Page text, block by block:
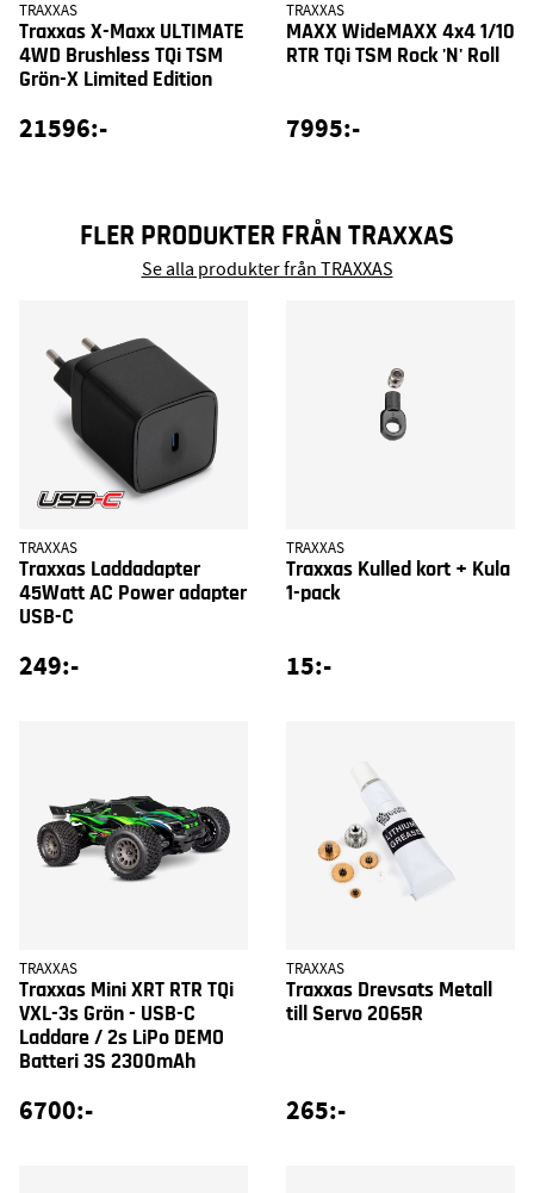
TRAXXAS
Traxxas X-Maxx ULTIMATE
4WD Brushless TQi TSM
Grön-X Limited Edition
21596:-
TRAXXAS
MAXX WideMAXX 4x4 1/10
RTR TQi TSM Rock 'N' Roll
7995:-
FLER PRODUKTER FRÅN TRAXXAS
Se alla produkter från TRAXXAS
TRAXXAS
Traxxas Laddadapter
45Watt AC Power adapter
USB-C
249:-
TRAXXAS
Traxxas Kulled kort + Kula
1-pack
15:-
TRAXXAS
Traxxas Mini XRT RTR TQi
VXL-3s Grön - USB-C
Laddare / 2s LiPo DEMO
Batteri 3S 2300mAh
6700:-
TRAXXAS
Traxxas Drevsats Metall
till Servo 2065R
265:-